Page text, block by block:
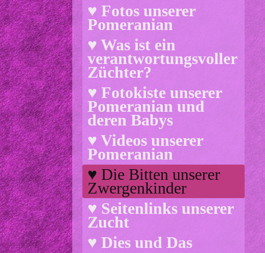
♥ Fotos unserer
Pomeranian
♥ Was ist ein
verantwortungsvoller
Züchter?
♥ Fotokiste unserer
Pomeranian und
deren Babys
♥ Videos unserer
Pomeranian
♥ Die Bitten unserer
Zwergenkinder
♥ Seitenlinks unserer
Zucht
♥ Dies und Das